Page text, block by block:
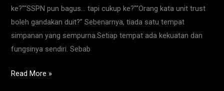
ke?”“SSPN pun bagus… tapi cukup ke?”“Orang kata unit trust
boleh gandakan duit?” Sebenarnya, tiada satu tempat
simpanan yang sempurna.Setiap tempat ada kekuatan dan
fungsinya sendiri. Sebab
Read More »